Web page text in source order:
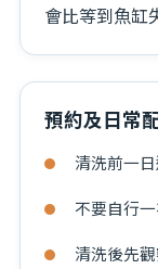
會比等到魚缸
預約及日常
清洗前一
不要自行
清洗後先